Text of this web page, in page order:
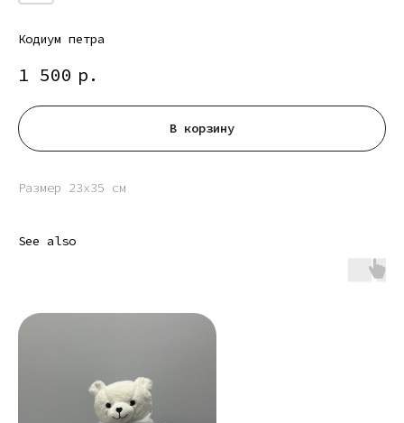
Кодиум петра
1 500 р.
В корзину
Размер 23х35 см
See also